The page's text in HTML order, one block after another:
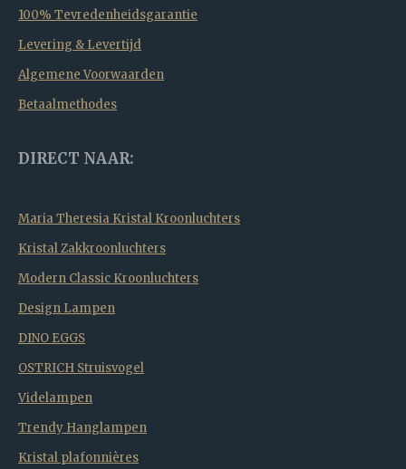
100% Tevredenheidsgarantie
Levering & Levertijd
Algemene Voorwaarden
Betaalmethodes
DIRECT NAAR:
Maria Theresia Kristal Kroonluchters
Kristal Zakkroonluchters
Modern Classic Kroonluchters
Design Lampen
DINO EGGS
OSTRICH Struisvogel
Videlampen
Trendy Hanglampen
Kristal plafonnières